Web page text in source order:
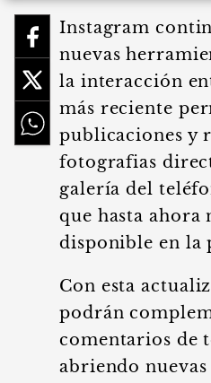
Instagram
nuevas
la interacción
más reciente
publicaciones y
fotografias
galería del
que hasta ahora
disponible en la
Con esta
podrán
comentarios de
abriendo